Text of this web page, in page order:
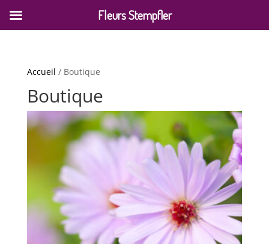
Accueil / Boutique
Boutique
Fleurs Stempfler